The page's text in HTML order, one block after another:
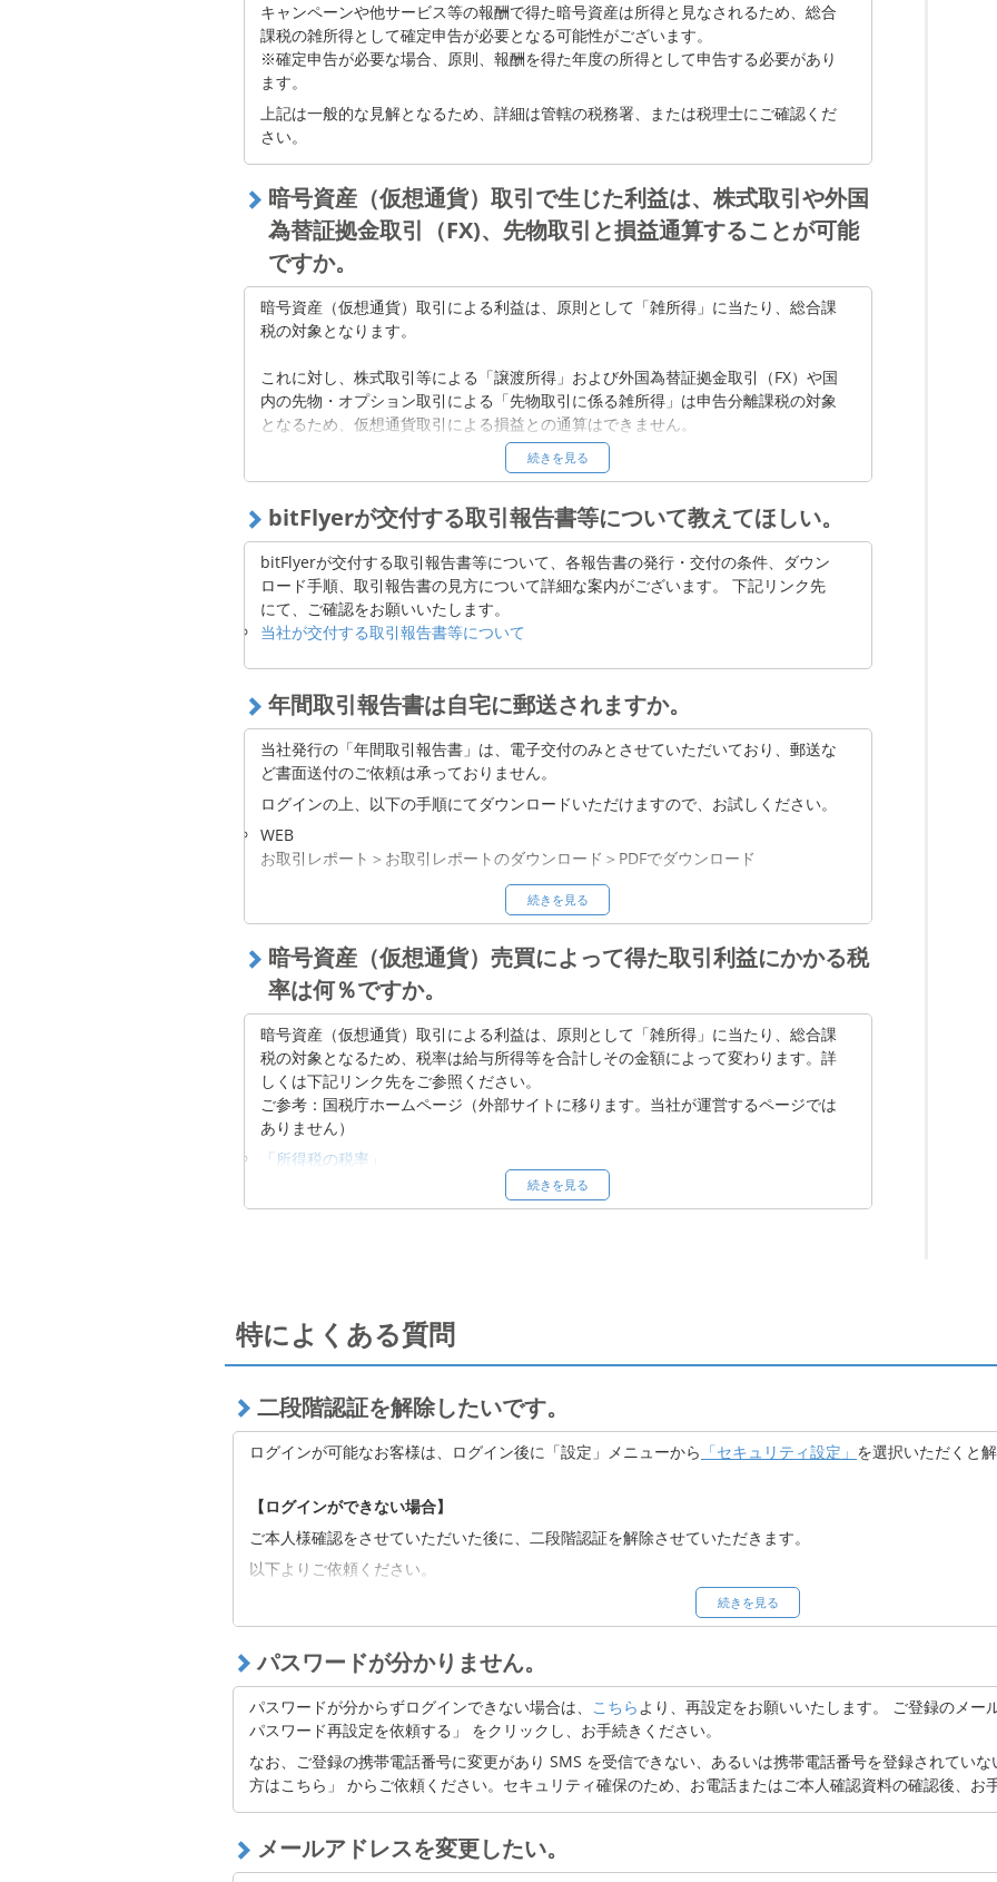
キャンペーンや他サービス等の報酬で得た暗号資産は所得と見なされるため、総合
課税の雑所得として確定申告が必要となる可能性がございます。
※確定申告が必要な場合、原則、報酬を得た年度の所得として申告する必要があり
ます。
上記は一般的な見解となるため、詳細は管轄の税務署、または税理士にご確認くだ
さい。
暗号資産（仮想通貨）取引で生じた利益は、株式取引や外国
為替証拠金取引（FX)、先物取引と損益通算することが可能
ですか。
暗号資産（仮想通貨）取引による利益は、原則として「雑所得」に当たり、総合課
税の対象となります。
これに対し、株式取引等による「譲渡所得」および外国為替証拠金取引（FX）や国
内の先物・オプション取引による「先物取引に係る雑所得」は申告分離課税の対象
となるため、仮想通貨取引による損益との通算はできません。
確定申告はお客様ご自身の責任において行っていただきますようお願い申し上げま
いて、詳しくはご自身の居住地を管轄する税務署または税理士にお尋ねください。
「確定申告」の関連リンク
仮想通貨の税金と確定申告を理解するための 10 の質問
続きを見る
bitFlyerが交付する取引報告書等について教えてほしい。
bitFlyerが交付する取引報告書等について、各報告書の発行・交付の条件、ダウン
ロード手順、取引報告書の見方について詳細な案内がございます。 下記リンク先
にて、ご確認をお願いいたします。
当社が交付する取引報告書等について
年間取引報告書は自宅に郵送されますか。
当社発行の「年間取引報告書」は、電子交付のみとさせていただいており、郵送な
ど書面送付のご依頼は承っておりません。
ログインの上、以下の手順にてダウンロードいただけますので、お試しください。
WEB
お取引レポート＞お取引レポートのダウンロード＞PDFでダウンロード
アプリ
右下のメニュー＞マイアカウント（お名前部分）＞アカウント履歴＞お取引レポー
トのダウンロード（WEBに遷移します）
続きを見る
暗号資産（仮想通貨）売買によって得た取引利益にかかる税
率は何％ですか。
暗号資産（仮想通貨）取引による利益は、原則として「雑所得」に当たり、総合課
税の対象となるため、税率は給与所得等を合計しその金額によって変わります。詳
しくは下記リンク先をご参照ください。
ご参考：国税庁ホームページ（外部サイトに移ります。当社が運営するページでは
ありません）
「所得税の税率」
「確定申告」の関連リンク
仮想通貨の税金と確定申告を理解するための 10 の質問
続きを見る
特によくある質問
二段階認証を解除したいです。
ログインが可能なお客様は、ログイン後に「設定」メニューから 「セキュリティ設定」 を選択いただくと
【ログインができない場合】
ご本人様確認をさせていただいた後に、二段階認証を解除させていただきます。
以下よりご依頼ください。
※二段階認証解除後も当社の定めるセキュリティの観点から認証コードを送付しております。メールの受
たはキャリア側に起因する可能性がございますので、以下 3点のご確認をお願いいたします。
「@bitflyer.com」「@bitflyer.jp」のドメイン指定解除
フィルタリング設定に当社が該当していないか
迷惑メールフォルダに振り分けられていないか
以下よりお問い合わせください。
続きを見る
パスワードが分かりません。
パスワードが分からずログインできない場合は、 こちらより、再設定をお願いいたします。 ご登録のメ
パスワード再設定を依頼する」 をクリックし、お手続きください。
なお、ご登録の携帯電話番号に変更があり SMS を受信できない、あるいは携帯電話番号を登録されてい
方はこちら」 からご依頼ください。セキュリティ確保のため、お電話またはご本人確認資料の確認後、お
メールアドレスを変更したい。